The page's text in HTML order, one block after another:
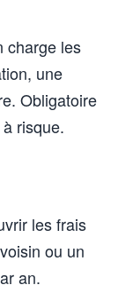
charge les
une
Obligatoire
risque.
les frais
ou un
an.